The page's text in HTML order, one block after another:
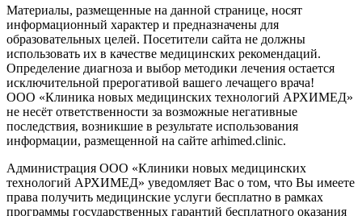
Материалы, размещенные на данной странице, носят
информационный характер и предназначены для
образовательных целей. Посетители сайта не должны
использовать их в качестве медицинских рекомендаций.
Определение диагноза и выбор методики лечения остается
исключительной прерогативой вашего лечащего врача!
ООО «Клиника новых медицинских технологий АРХИМЕД»
не несёт ответственности за возможные негативные
последствия, возникшие в результате использования
информации, размещенной на сайте arhimed.clinic.
Администрация ООО «Клиники новых медицинских
технологий АРХИМЕД» уведомляет Вас о том, что Вы имеете
права получить медицинские услуги бесплатно в рамках
программы государственных гарантий бесплатного оказания